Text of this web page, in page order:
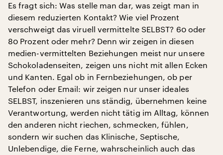
Es fragt sich: Was stelle man dar, was zeigt man in
diesem reduzierten Kontakt? Wie viel Prozent
verschweigt das viruell vermittelte SELBST? 60 oder
80 Prozent oder mehr? Denn wir zeigen in diesen
medien-vermittelten Beziehungen meist nur unsere
Schokoladenseiten, zeigen uns nicht mit allen Ecken
und Kanten. Egal ob in Fernbeziehungen, ob per
Telefon oder Email: wir zeigen nur unser ideales
SELBST, inszenieren uns ständig, übernehmen keine
Verantwortung, werden nicht tätig im Alltag, können
den anderen nicht riechen, schmecken, fühlen,
sondern wir suchen das Klinische, Septische,
Unlebendige, die Ferne, wahrscheinlich auch das